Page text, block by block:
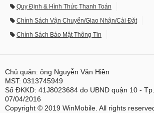
Quy Định & Hình Thức Thanh Toán
Chính Sách Vận Chuyển/Giao Nhận/Cài Đặt
Chính Sách Bảo Mật Thông Tin
Chủ quản: ông Nguyễn Văn Hiền
MST: 0313745949
Số ĐKKD: 41J8023684 do UBND quận 10 -
07/04/2016
Copyright © 2019 WinMobile. All rights